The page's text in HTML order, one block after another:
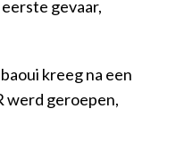
gevaar,
kreeg na een
werd geroepen,